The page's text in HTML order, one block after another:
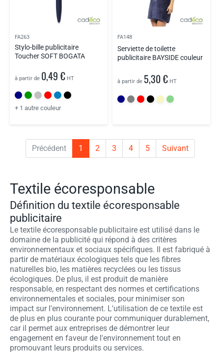
FA263
Stylo-bille publicitaire
Toucher SOFT BOGATA
à partir de 0,49 € HT
+ 1 autre couleur
FA148
Serviette de toilette
publicitaire BAYSIDE couleur
à partir de 5,30 € HT
Précédent 1 2 3 4 5 Suivant
Textile écoresponsable
Définition du textile écoresponsable
publicitaire
Le textile écoresponsable publicitaire est utilisé dans le
domaine de la publicité qui répond à des critères
environnementaux et sociaux spécifiques. Il est fabriqué à
partir de matériaux écologiques tels que les fibres
naturelles bio, les matières recyclées ou les tissus
écologiques. De plus, il est produit de manière
responsable, en respectant des normes et certifications
environnementales et sociales, pour minimiser son
impact sur l'environnement. L'utilisation de ce textile est
de plus en plus courante pour communiquer durablement,
car il permet aux entreprises de démontrer leur
engagement en faveur de l'environnement tout en
promouvant leurs produits ou services.